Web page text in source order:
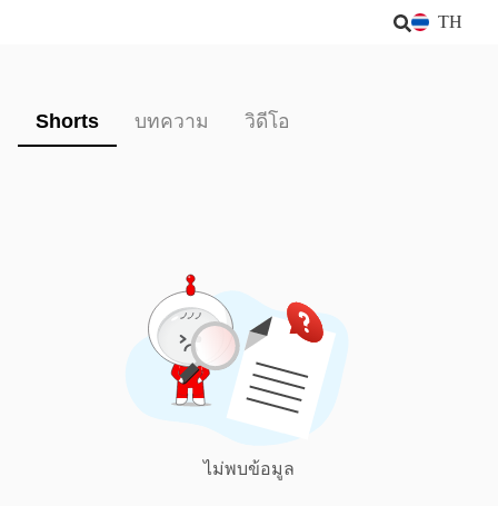
TH
Shorts บทความ วิดีโอ
ไม่พบข้อมูล